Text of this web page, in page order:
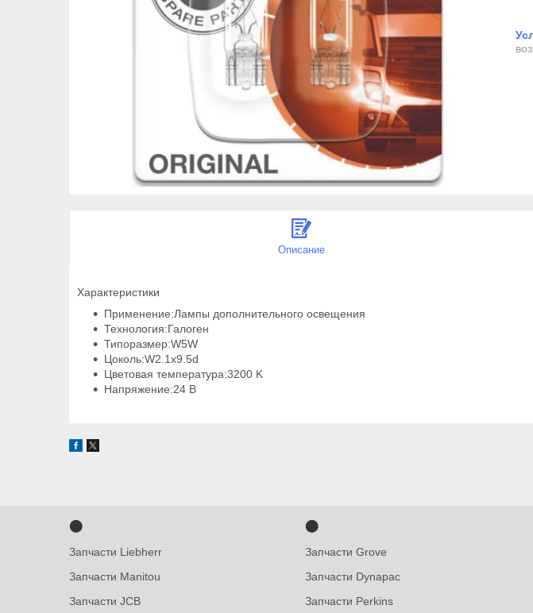
Описание
Характеристики
Применение:Лампы дополнительного освещения
Технология:Галоген
Типоразмер:W5W
Цоколь:W2.1x9.5d
Цветовая температура:3200 K
Напряжение:24 В
⬤
Запчасти Liebherr
Запчасти Manitou
Запчасти JCB
⬤
Запчасти Grove
Запчасти Dynapac
Запчасти Perkins